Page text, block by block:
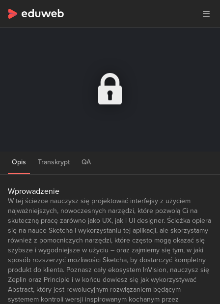
Opis Transkrypt QA
Wprowadzenie
W tej ścieżce nauczysz się projektować interfejsy z użyciem
najważniejszych, nowoczesnych narzędzi, które pozwolą Ci na
skuteczną pracę zarówno jako UX, jak i UI designer. Ścieżka opiera
się na nauce Sketcha i wykorzystaniu tej aplikacji, ale skorzystamy
również z pomocniczych narzędzi, które często mogą okazać się
szybsze i wygodniejsze w użyciu – oraz zajmiemy się tym, w jaki
sposób rozszerzyć możliwości Sketcha, by dostarczyć kompletny
produkt do klienta. Poznasz cały ekosystem InVision, nauczysz się
Zeplin oraz Principle i w końcu dowiesz się jak wykorzystywać
Abstract, który jest rewolucyjnym rozwiązaniem będącym
systemem kontroli wersji inspirowanym kochanym przez